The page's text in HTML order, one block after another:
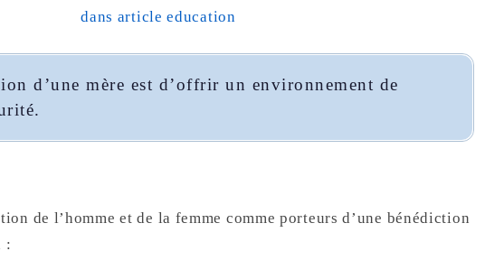
d’une mère est d’offrir un environnement de
de l’homme et de la femme comme porteurs d’une bénédiction
: